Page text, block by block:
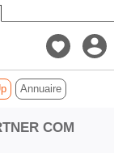
Annuaire
COM